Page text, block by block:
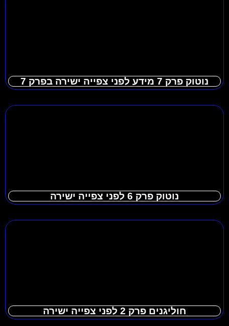
נוטוק פרק 7 מידע לפני צפייה ישירה בפרק 7
נוטוק פרק 6 לפני צפייה ישירה
חוליגנים פרק 2 לפני צפייה ישירה